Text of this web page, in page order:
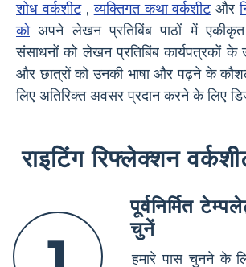
शोध वर्कशीट,व्यक्तिगत कथा वर्कशीटऔर
कोअपने लेखन प्रतिबिंब पाठों में
संसाधनों को लेखन प्रतिबिंब कार्यपत्रकों
और छात्रों को उनकी भाषा और पढ़ने के
लिए अतिरिक्त अवसर प्रदान करने के लिए
राइटिंग रिफ्लेक्शन
पूर्वनिर्मित
चुनें
हमारे पास चुनने के